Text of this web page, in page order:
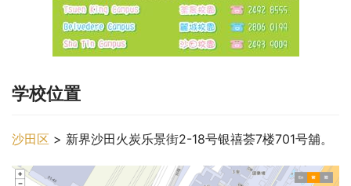
学校位置
沙田区 > 新界沙田火炭乐景街2-18号银禧荟7楼701号舖。